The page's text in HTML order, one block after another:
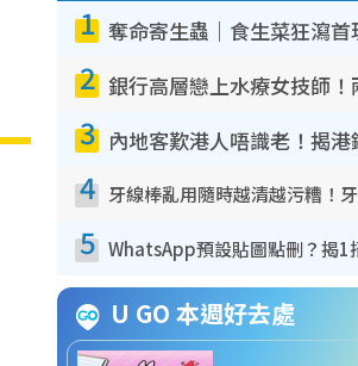
1
2
3
4
5
U GO 本週好去處